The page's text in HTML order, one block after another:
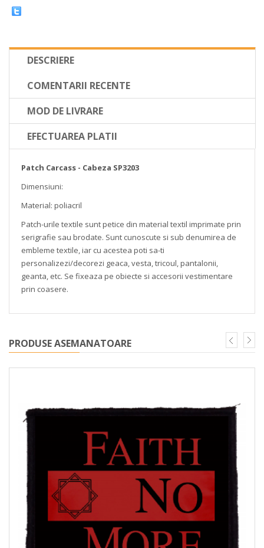
DESCRIERE
COMENTARII RECENTE
MOD DE LIVRARE
EFECTUAREA PLATII
Patch Carcass - Cabeza SP3203
Dimensiuni:
Material: poliacril
Patch-urile textile sunt petice din material textil imprimate prin
serigrafie sau brodate. Sunt cunoscute si sub denumirea de
embleme textile, iar cu acestea poti sa-ti
personalizezi/decorezi geaca, vesta, tricoul, pantalonii,
geanta, etc. Se fixeaza pe obiecte si accesorii vestimentare
prin coasere.
PRODUSE ASEMANATOARE